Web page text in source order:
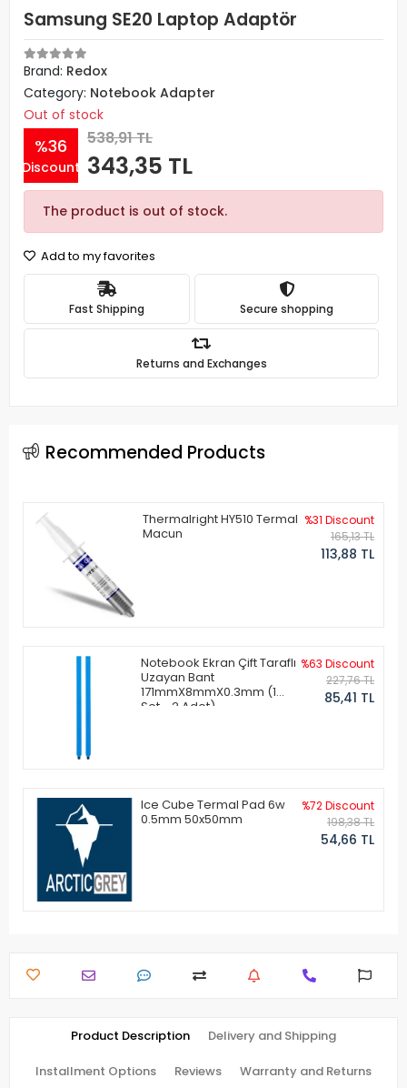
Samsung SE20 Laptop Adaptör
Brand: Redox
Category: Notebook Adapter
Out of stock
%36
Discount
538,91 TL
343,35 TL
The product is out of stock.
Add to my favorites
Fast Shipping Secure shopping
Returns and Exchanges
Recommended Products
Thermalright HY510 Termal
Macun
%31 Discount
165,13 TL
113,88 TL
Notebook Ekran Çift Taraflı
Uzayan Bant
171mmX8mmX0.3mm (1
Set - 2 Adet)
%63 Discount
227,76 TL
85,41 TL
Ice Cube Termal Pad 6w
0.5mm 50x50mm
%72 Discount
198,38 TL
54,66 TL
Product Description Delivery and Shipping
Installment Options Reviews Warranty and Returns